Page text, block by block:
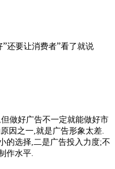
”还要让消费者”看了就说
,但做好广告不一定就能做好市
因之一,就是广告形象太差.
的选择,二是广告投入力度;不
作水平.